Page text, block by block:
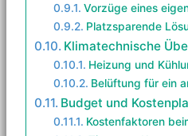
Vorzüge eines
Platzsparende
Klimatechnische
Heizung und
Belüftung für ein
Budget und
Kostenfaktoren